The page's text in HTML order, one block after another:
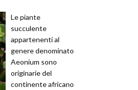
Le piante
succulente
appartenenti al
genere denominato
Aeonium sono
originarie del
continente africano